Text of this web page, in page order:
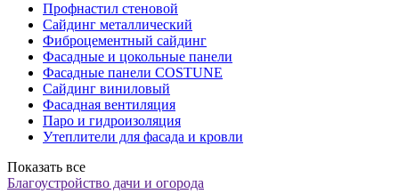
Профнастил стеновой
Сайдинг металлический
Фиброцементный сайдинг
Фасадные и цокольные панели
Фасадные панели COSTUNE
Сайдинг виниловый
Фасадная вентиляция
Паро и гидроизоляция
Утеплители для фасада и кровли
Показать все
Благоустройство дачи и огорода